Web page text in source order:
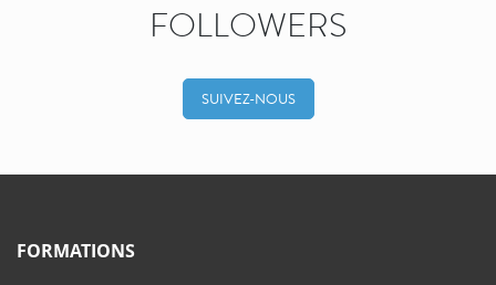
FOLLOWERS
SUIVEZ-NOUS
FORMATIONS